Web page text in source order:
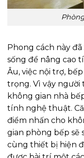
Phong cách này
sống để nâng cao
Âu, việc nội trợ,
trọng. Vì vậy
không gian nhà
tính nghệ thuật.
điểm nhấn cho
gian phòng bếp sẽ
cùng thiết bị hiện